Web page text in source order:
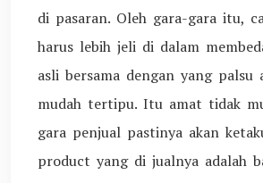
di pasaran. Oleh gara-gara itu,
harus lebih jeli di dalam
asli bersama dengan yang palsu
mudah tertipu. Itu amat tidak
gara penjual pastinya akan
product yang di jualnya adalah